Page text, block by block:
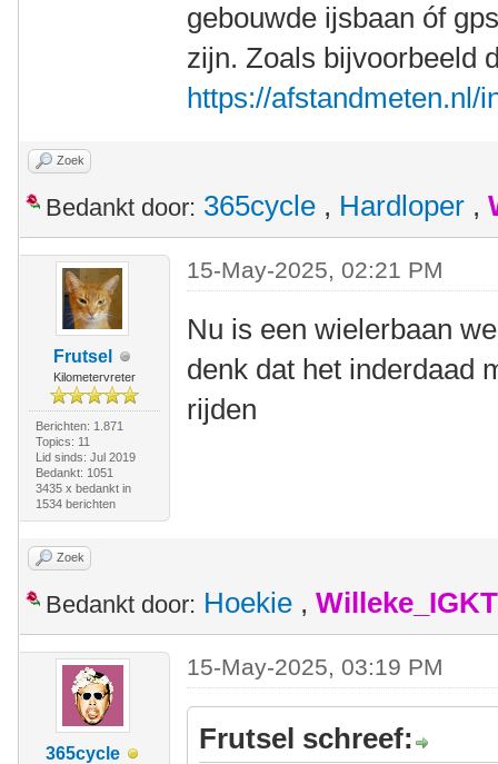
gebouwde ijsbaan óf
zijn. Zoals bijvoorbeeld
https://afstandmeten.nl/
Zoek
Bedankt door: 365cycle , Hardloper ,
Frutsel
Kilometervreter
Berichten: 1.871
Topics: 11
Lid sinds: Jul 2019
Bedankt: 1051
3435 x bedankt in
1534 berichten
15-May-2025, 02:21 PM
Nu is een wielerbaan
denk dat het inderdaad
rijden
Zoek
Bedankt door: Hoekie , Willeke_IGKT
365cycle
15-May-2025, 03:19 PM
Frutsel schreef: